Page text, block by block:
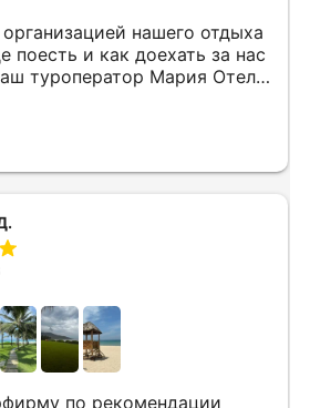
нашего отдыха
поесть и как доехать за нас
туроператор Мария Отель
находится в тихом месте
большое количество
и мест где можно
по рекомендации